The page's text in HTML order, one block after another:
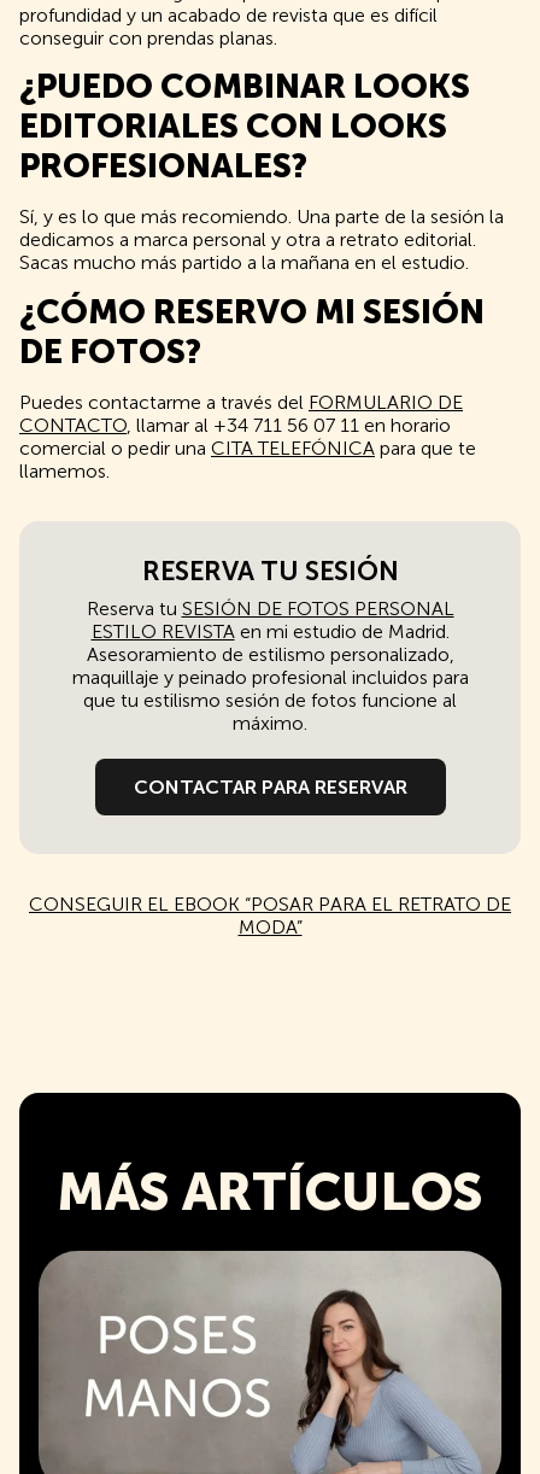
profundidad y un acabado de revista que es difícil
conseguir con prendas planas.
¿PUEDO COMBINAR LOOKS
EDITORIALES CON LOOKS
PROFESIONALES?
Sí, y es lo que más recomiendo. Una parte de la sesión la
dedicamos a marca personal y otra a retrato editorial.
Sacas mucho más partido a la mañana en el estudio.
¿CÓMO RESERVO MI SESIÓN
DE FOTOS?
Puedes contactarme a través del FORMULARIO DE
CONTACTO , llamar al +34 711 56 07 11 en horario
comercial o pedir una CITA TELEFÓNICA para que te
llamemos.
RESERVA TU SESIÓN
Reserva tu SESIÓN DE FOTOS PERSONAL
ESTILO REVISTA en mi estudio de Madrid.
Asesoramiento de estilismo personalizado,
maquillaje y peinado profesional incluidos para
que tu estilismo sesión de fotos funcione al
máximo.
CONTACTAR PARA RESERVAR
CONSEGUIR EL EBOOK “POSAR PARA EL RETRATO DE
MODA”
MÁS ARTÍCULOS